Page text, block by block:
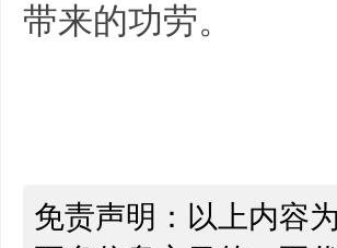
带来的功劳。
免责声明：以上内容